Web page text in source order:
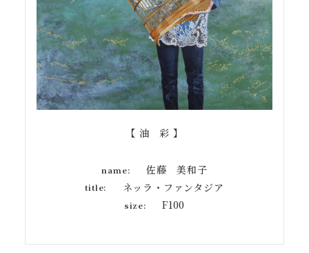
【 油 彩 】
name: 佐藤 美和子
title: ネッラ・ファンタジア
size: F100